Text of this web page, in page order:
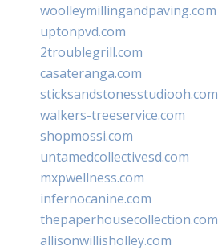
woolleymillingandpaving.com
uptonpvd.com
2troublegrill.com
casateranga.com
sticksandstonesstudiooh.com
walkers-treeservice.com
shopmossi.com
untamedcollectivesd.com
mxpwellness.com
infernocanine.com
thepaperhousecollection.com
allisonwillisholley.com